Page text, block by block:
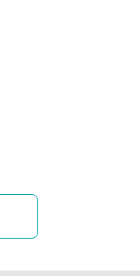
классов
ассоциации
(кроме
барьера;
не
(основные
давления),